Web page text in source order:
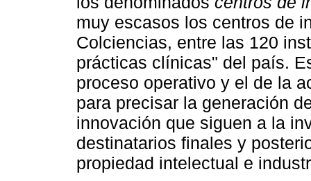
muy escasos los centros de
Colciencias, entre las 120
prácticas clínicas" del país.
proceso operativo y el de la
para precisar la generación
innovación que siguen a la
destinatarios finales y
propiedad intelectual e